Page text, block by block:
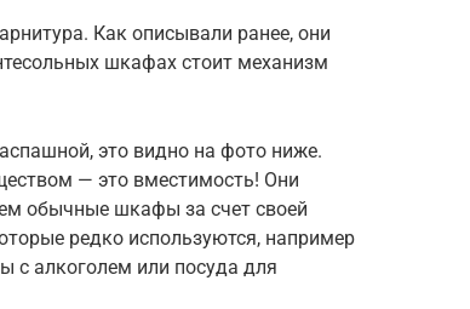
Как описывали ранее, они
шкафах стоит механизм
это видно на фото ниже.
— это вместимость! Они
обычные шкафы за счет своей
редко используются, например
с алкоголем или посуда для